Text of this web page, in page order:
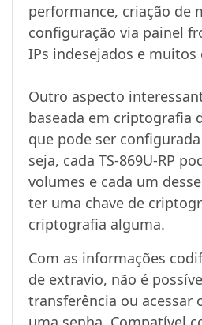
performance, criação de
configuração via painel
IPs indesejados e
Outro aspecto
baseada em criptografia
que pode ser
seja, cada TS-869U-RP
volumes e cada um
ter uma chave de
criptografia alguma.
Com as informações
de extravio, não é
transferência ou acessar